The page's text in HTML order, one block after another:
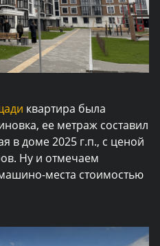
квартира была
ее метраж составил
в доме 2025 г.п., с ценой
Ну и отмечаем
места стоимостью